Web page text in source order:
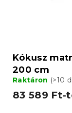
Kókusz
200 cm
Raktáron (>10
83 589 Ft-